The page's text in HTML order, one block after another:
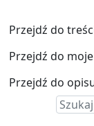
Przejdź do
Przejdź do
Przejdź do